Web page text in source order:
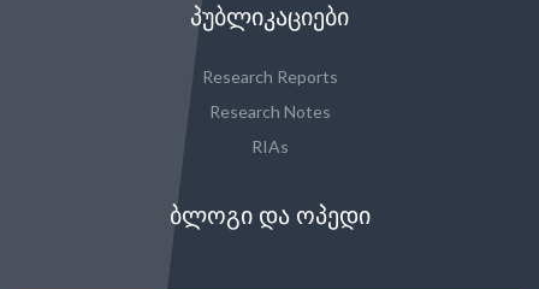
ᲞᲣᲑᲚᲘᲙᲐᲪᲘᲔᲑᲘ
Research Reports
Research Notes
RIAs
ᲑᲚᲝᲒᲘ ᲓᲐ ᲝᲞᲔᲓᲘ